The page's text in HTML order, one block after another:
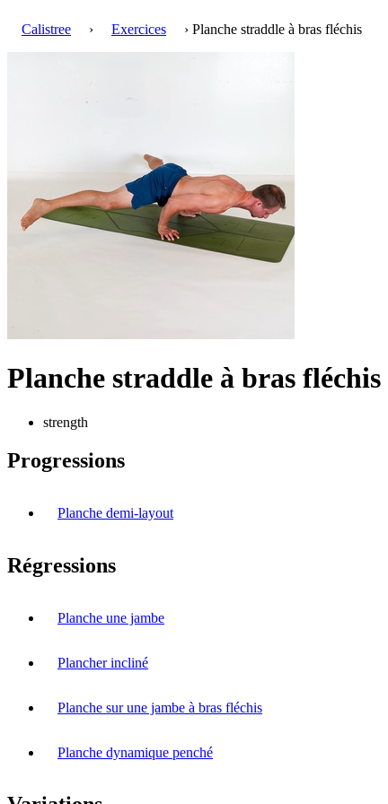
Calistree › Exercices › Planche straddle à bras fléchis
Planche straddle à bras fléchis
strength
Progressions
Planche demi-layout
Régressions
Planche une jambe
Plancher incliné
Planche sur une jambe à bras fléchis
Planche dynamique penché